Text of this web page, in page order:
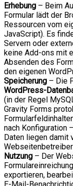
Erhebung – Beim
Formular lädt der
Ressourcen vom
JavaScript). Es
Servern oder
keine Add-ons mit
Absenden des
den eigenen
Speicherung – Die
WordPress-
(in der Regel
Gravity Forms
nach Konfiguration
Daten liegen damit
Nutzung – Der
exportieren,
E-Mail-